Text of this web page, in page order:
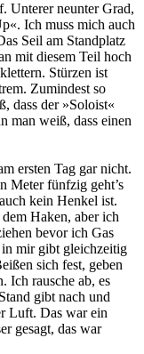
Unterer neunter Grad,
Ich muss mich auch
Seil am Standplatz
mit diesem Teil hoch
Stürzen ist
Zumindest so
dass der »Soloist«
man weiß, dass einen
ersten Tag gar nicht.
Meter fünfzig geht’s
kein Henkel ist.
Haken, aber ich
bevor ich Gas
mir gibt gleichzeitig
sich fest, geben
Ich rausche ab, es
gibt nach und
Luft. Das war ein
gesagt, das war